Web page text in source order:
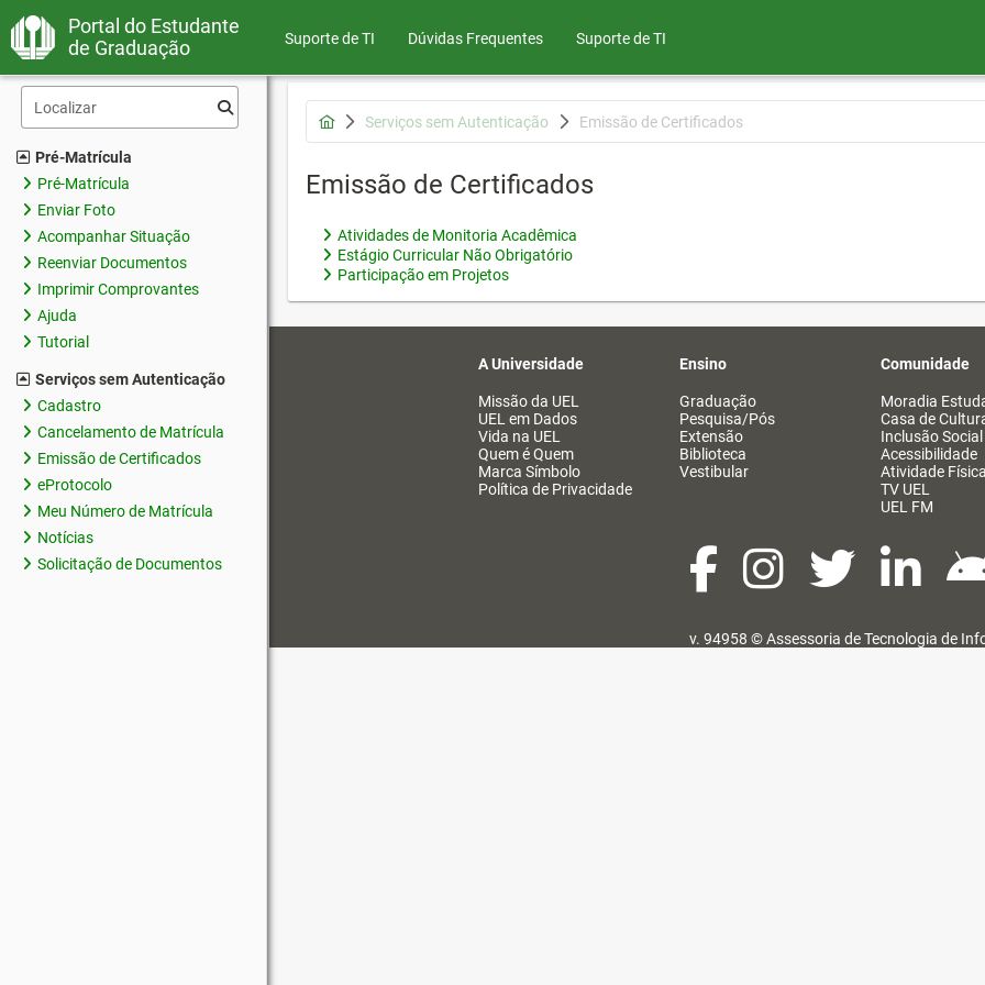
Portal do Estudante
de Graduação
Suporte de TI Dúvidas Frequentes Suporte de TI
Pré-Matrícula
Pré-Matrícula
Enviar Foto
Acompanhar Situação
Reenviar Documentos
Imprimir Comprovantes
Ajuda
Tutorial
Serviços sem Autenticação
Cadastro
Cancelamento de Matrícula
Emissão de Certificados
eProtocolo
Meu Número de Matrícula
Notícias
Solicitação de Documentos
Serviços sem Autenticação Emissão de Certificados
Emissão de Certificados
Atividades de Monitoria Acadêmica
Estágio Curricular Não Obrigatório
Participação em Projetos
A Universidade
Missão da UEL
UEL em Dados
Vida na UEL
Quem é Quem
Marca Símbolo
Política de Privacidade
Ensino
Graduação
Pesquisa/Pós
Extensão
Biblioteca
Vestibular
Comunidade
Moradia
Casa de
Inclusão Social
Acessibilidade
Atividade Física
TV UEL
UEL FM
v. 94958 ©Assessoria de Tecnologia de